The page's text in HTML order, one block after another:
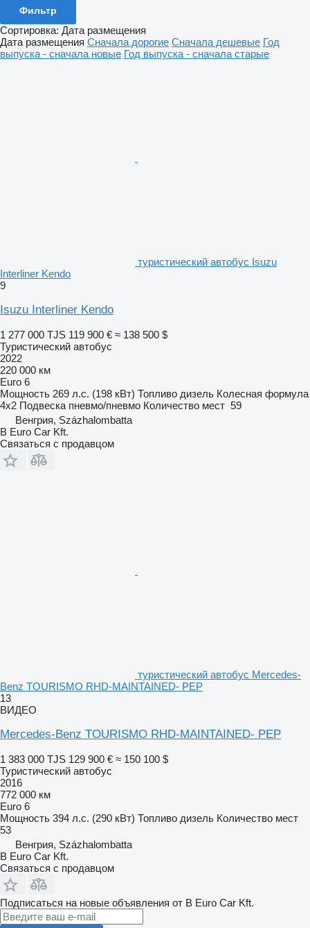
Фильтр
Сортировка: Дата размещения
Дата размещения Сначала дорогие Сначала дешевые Год
выпуска - сначала новые Год выпуска - сначала старые
туристический автобус Isuzu
Interliner Kendo
9
Isuzu Interliner Kendo
1 277 000 TJS 119 900 € ≈ 138 500 $
Туристический автобус
2022
220 000 км
Euro 6
Мощность 269 л.с. (198 кВт) Топливо дизель Колесная формула
4x2 Подвеска пневмо/пневмо Количество мест 59
Венгрия, Százhalombatta
B Euro Car Kft.
Связаться с продавцом
туристический автобус Mercedes-
Benz TOURISMO RHD-MAINTAINED- PEP
13
ВИДЕО
Mercedes-Benz TOURISMO RHD-MAINTAINED- PEP
1 383 000 TJS 129 900 € ≈ 150 100 $
Туристический автобус
2016
772 000 км
Euro 6
Мощность 394 л.с. (290 кВт) Топливо дизель Количество мест
53
Венгрия, Százhalombatta
B Euro Car Kft.
Связаться с продавцом
Подписаться на новые объявления от B Euro Car Kft.